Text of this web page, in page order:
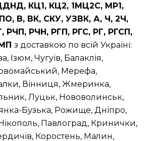
КЦ1, КЦ2, 1МЦ2С, МР1,
В, ВК, СКУ, УЗВК, А, Ч, 2Ч,
РЧП, РЧН, РГП, РГС, РГ, РГСП,
з доставкою по всій Україні:
Ізюм, Чугуїв, Балаклія,
Мерефа,
Вінниця, Жмеринка,
Луцьк, Нововолинськ,
Бузька, Рожище, Дніпро,
Павлоград, Кринички,
Коростень, Малин,